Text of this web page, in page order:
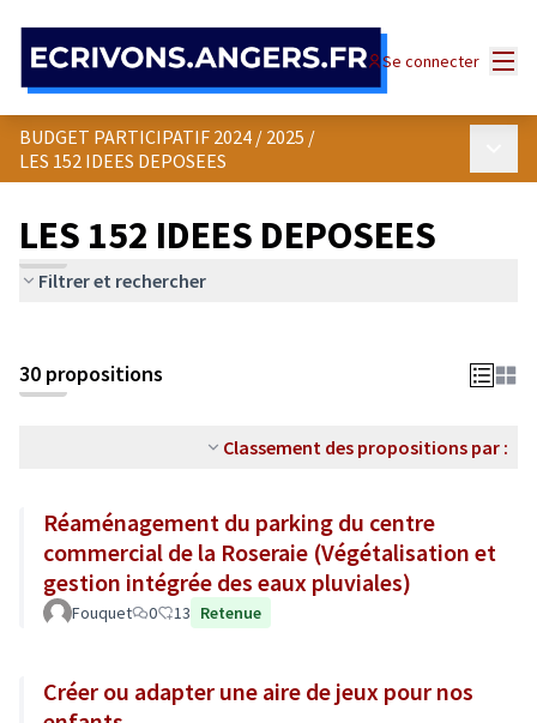
Se connecter
BUDGET PARTICIPATIF 2024 / 2025 /
LES 152 IDEES DEPOSEES
LES 152 IDEES DEPOSEES
Filtrer et rechercher
30 propositions
Classement des propositions par :
Réaménagement du parking du centre
commercial de la Roseraie (Végétalisation et
gestion intégrée des eaux pluviales)
Fouquet 0 13 Retenue
Créer ou adapter une aire de jeux pour nos